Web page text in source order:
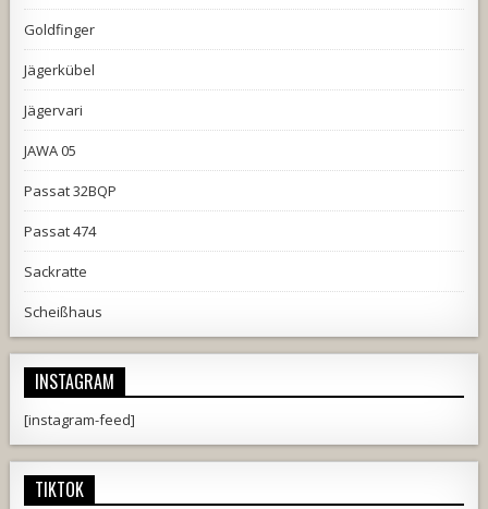
Goldfinger
Jägerkübel
Jägervari
JAWA 05
Passat 32BQP
Passat 474
Sackratte
Scheißhaus
INSTAGRAM
[instagram-feed]
TIKTOK